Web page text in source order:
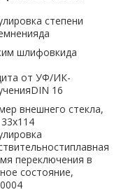
степени
да
шлифовкида
от УФ/ИК-
DIN 16
внешнего стекла,
плавная
переключения в
состояние,